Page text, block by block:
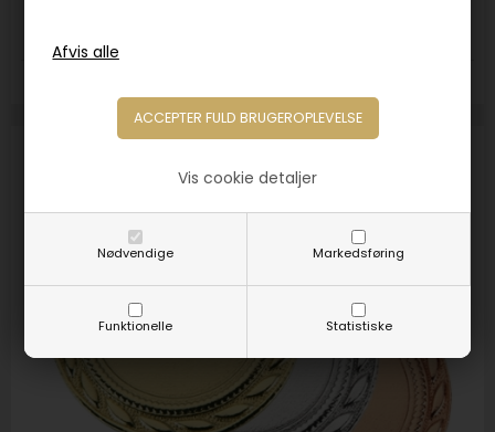
Nødvendige Markedsføring
Funktionelle Statistiske
Vis cookie detaljer